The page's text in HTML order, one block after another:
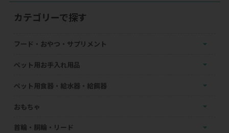
カテゴリーで探す
フード・おやつ・サプリメント
ペット用お手入れ用品
ペット用食器・給水器・給餌器
おもちゃ
首輪・胴輪・リード